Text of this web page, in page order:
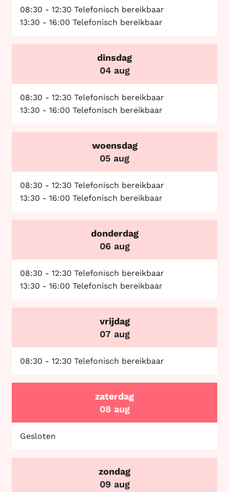
08:30 - 12:30 Telefonisch bereikbaar
13:30 - 16:00 Telefonisch bereikbaar
dinsdag
04 aug
08:30 - 12:30 Telefonisch bereikbaar
13:30 - 16:00 Telefonisch bereikbaar
woensdag
05 aug
08:30 - 12:30 Telefonisch bereikbaar
13:30 - 16:00 Telefonisch bereikbaar
donderdag
06 aug
08:30 - 12:30 Telefonisch bereikbaar
13:30 - 16:00 Telefonisch bereikbaar
vrijdag
07 aug
08:30 - 12:30 Telefonisch bereikbaar
zaterdag
08 aug
Gesloten
zondag
09 aug